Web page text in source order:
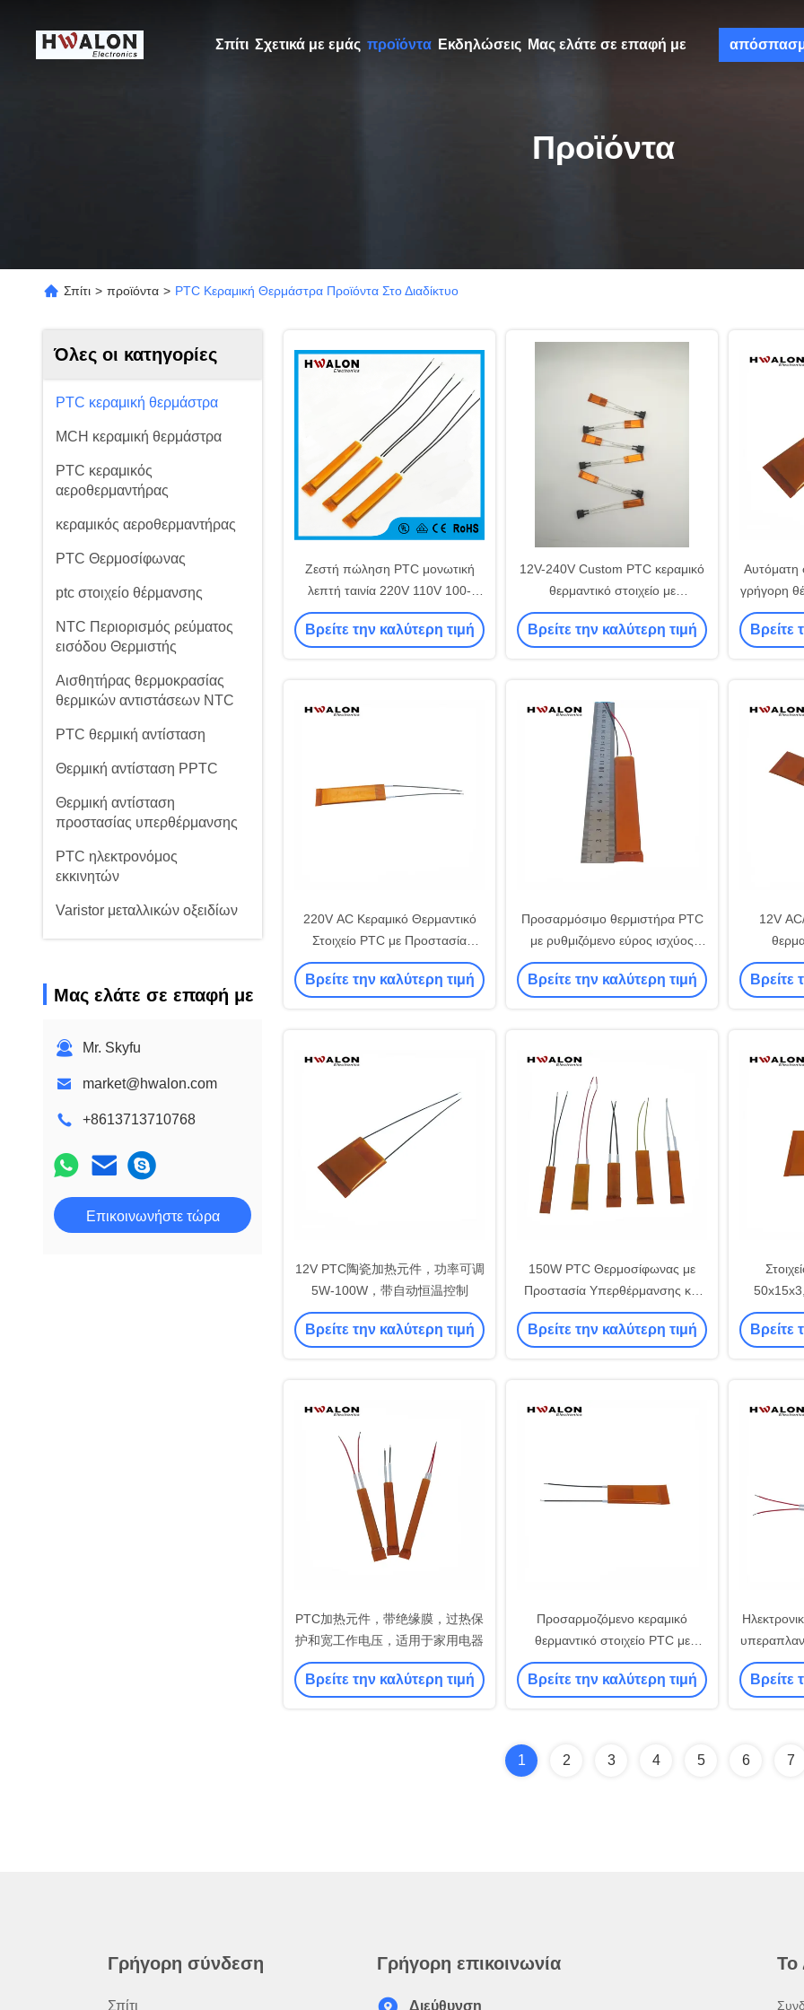
Σπίτι Σχετικά με εμάς προϊόντα Εκδηλώσεις Μας ελάτε σε επαφή με
Προϊόντα
Σπίτι > προϊόντα > PTC Κεραμική Θερμάστρα Προϊόντα Στο Διαδίκτυο
Όλες οι κατηγορίες
PTC κεραμική θερμάστρα
MCH κεραμική θερμάστρα
PTC κεραμικός
αεροθερμαντήρας
κεραμικός αεροθερμαντήρας
PTC Θερμοσίφωνας
ptc στοιχείο θέρμανσης
NTC Περιορισμός ρεύματος
εισόδου Θερμιστής
Αισθητήρας θερμοκρασίας
θερμικών αντιστάσεων NTC
PTC θερμική αντίσταση
Θερμική αντίσταση PPTC
Θερμική αντίσταση
προστασίας υπερθέρμανσης
PTC ηλεκτρονόμος
εκκινητών
Varistor μεταλλικών οξειδίων
Μας ελάτε σε επαφή με
Mr. Skyfu
market@hwalon.com
+8613713710768
Επικοινωνήστε τώρα
Ζεστή πώληση PTC μονωτική
λεπτή ταινία 220V 110V 100-
280°C PTC θερμοστάτη λεπτή
ταινία μονωτικό θερμαντικό
Βρείτε την καλύτερη τιμή
12V-240V Custom PTC κεραμικό
θερμαντικό στοιχείο με
αλουμινένιο κέλυφος Kapton
μονωτικό φιλμ για καφετιέρα
Βρείτε την καλύτερη τιμή
Αυτόματη
γρήγορη
Βρείτε
220V AC Κεραμικό Θερμαντικό
Στοιχείο PTC με Προστασία
Υπερθέρμανσης για
Θερμοσίφωνα Υγρών
Βρείτε την καλύτερη τιμή
Προσαρμόσιμο θερμιστήρα PTC
με ρυθμιζόμενο εύρος ισχύος
Σταθερή συνεχής θέρμανση και
αξιόπιστη μόνωση ασφαλείας
Βρείτε την καλύτερη τιμή
12V
για
Βρείτε
12V PTC陶瓷加热元件，功率可调
5W-100W，带自动恒温控制
Βρείτε την καλύτερη τιμή
150W PTC Θερμοσίφωνας με
Προστασία Υπερθέρμανσης και
Ευρύ Εύρος Τάσης Λειτουργίας
για Βιομηχανικές Εφαρμογές
Βρείτε την καλύτερη τιμή Βρείτε
PTC加热元件，带绝缘膜，过热保
护和宽工作电压，适用于家用电器
Βρείτε την καλύτερη τιμή
Προσαρμοζόμενο κεραμικό
θερμαντικό στοιχείο PTC με
προαιρετική ρύθμιση εύρους
ισχύος πολλαπλών τάσεων και
Βρείτε την καλύτερη τιμή
25W-70W
Βρείτε
1 2 3 4 5 6 7
Γρήγορη σύνδεση
Σπίτι
Γρήγορη επικοινωνία
Διεύθυνση
Το